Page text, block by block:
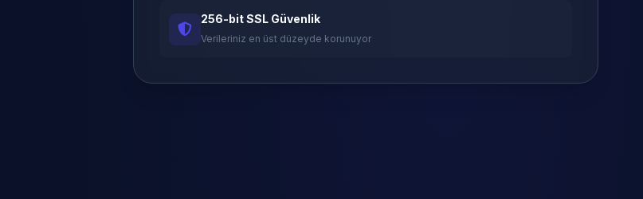
256-bit SSL Güvenlik
Verileriniz en üst düzeyde korunuyor